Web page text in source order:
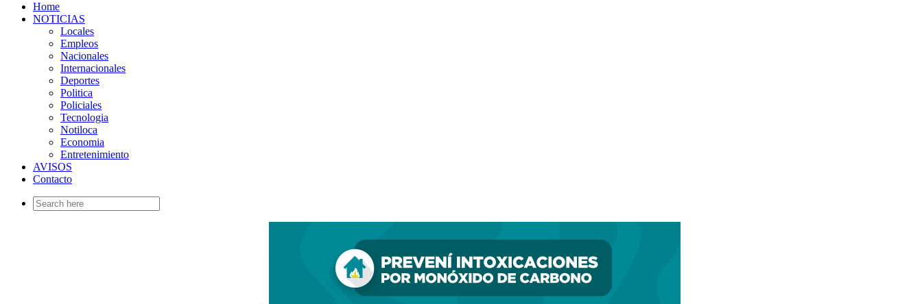
Home
NOTICIAS
Locales
Empleos
Nacionales
Internacionales
Deportes
Politica
Policiales
Tecnologia
Notiloca
Economia
Entretenimiento
AVISOS
Contacto
Search
for: